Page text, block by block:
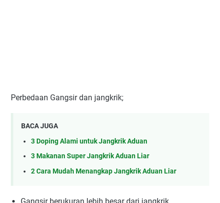
Perbedaan Gangsir dan jangkrik;
BACA JUGA
3 Doping Alami untuk Jangkrik Aduan
3 Makanan Super Jangkrik Aduan Liar
2 Cara Mudah Menangkap Jangkrik Aduan Liar